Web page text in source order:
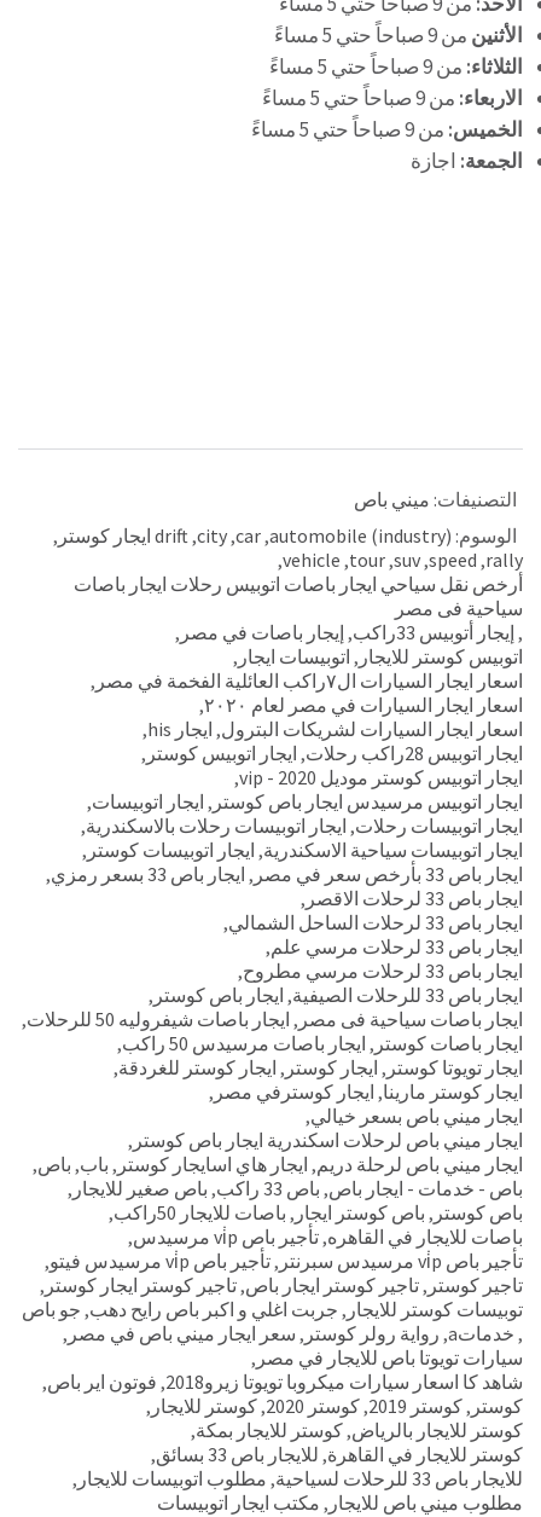
الأثنين من 9 صباحاً حتي 5 مساءً
الثلاثاء: من 9 صباحاً حتي 5 مساءً
الاربعاء: من 9 صباحاً حتي 5 مساءً
الخميس: من 9 صباحاً حتي 5 مساءً
الجمعة: اجازة
التصنيفات: ميني باص
الوسوم: automobile (industry)
,
car
,
city
,drift ايجار كوستر
,
rally
,
speed
,
suv
,
tour
,
vehicle
,
أرخص نقل سياحي ايجار باصات اتوبيس رحلات ايجار باصات
سياحية فى مصر
, إيجار أتوبيس 33راكب , إيجار باصات في مصر ,
اتوبيس كوستر للايجار , اتوبيسات ايجار ,
اسعار ايجار السيارات ال٧راكب العائلية الفخمة في مصر
,
اسعار ايجار السيارات في مصر لعام ٢٠٢٠
,
اسعار ايجار السيارات لشريكات البترول, ايجار his
,
ايجار اتوبيس 28راكب رحلات
, ايجار اتوبيس كوستر ,
ايجار اتوبيس كوستر موديل 2020 - vip
,
ايجار اتوبيس مرسيدس ايجار باص كوستر , ايجار اتوبيسات,
ايجار اتوبيسات رحلات, ايجار اتوبيسات رحلات بالاسكندرية,
ايجار اتوبيسات سياحية الاسكندرية, ايجار اتوبيسات كوستر ,
ايجار باص 33 بأرخص سعر في مصر
, ايجار باص 33 بسعر رمزي
,
ايجار باص 33 لرحلات الاقصر
,
ايجار باص 33 لرحلات الساحل الشمالي
,
ايجار باص 33 لرحلات مرسي علم
,
ايجار باص 33 لرحلات مرسي مطروح
,
ايجار باص 33 للرحلات الصيفية
, ايجار باص كوستر ,
ايجار باصات سياحية فى مصر , ايجار باصات شيفروليه 50 للرحلات
,
ايجار باصات كوستر , ايجار باصات مرسيدس 50 راكب
,
ايجار تويوتا كوستر , ايجار كوستر , ايجار كوستر للغردقة,
ايجار كوستر مارينا, ايجار كوسترفي مصر ,
ايجار ميني باص بسعر خيالي,
ايجار ميني باص لرحلات اسكندرية ايجار باص كوستر ,
ايجار ميني باص لرحلة دريم, ايجار هاي اسايجار كوستر , باب, باص,
باص - خدمات - ايجار باص, باص 33 راكب , باص صغير للايجار ,
باص كوستر , باص كوستر ايجار , باصات للايجار 50راكب
,
باصات للايجار في القاهره,تأجير باص vi̇p مرسيدس
,
تأجير باص vi̇p مرسيدس سبرنتر
,تأجير باص vi̇p مرسيدس فيتو
,
تاجير كوستر ,تاجير كوستر ايجار باص,تاجير كوستر ايجار كوستر ,
توبيسات كوستر للايجار , جربت اغلي و اكبر باص رايح دهب, جو باص
, خدماتa , رواية رولر كوستر , سعر ايجار ميني باص في مصر ,
سيارات تويوتا باص للايجار في مصر ,
شاهد كا اسعار سيارات ميكروبا تويوتا زيرو2018
, فوتون اير باص,
كوستر ,كوستر 2019 ,كوستر 2020 ,كوستر للايجار ,
كوستر للايجار بالرياض,كوستر للايجار بمكة,
كوستر للايجار في القاهرة, للايجار باص 33 بسائق
,
للايجار باص 33 للرحلات لسياحية
, مطلوب اتوبيسات للايجار ,
مطلوب ميني باص للايجار , مكتب ايجار اتوبيسات